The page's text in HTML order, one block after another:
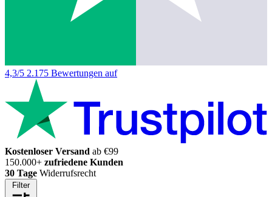
4,3/5 2.175 Bewertungen auf
Kostenloser Versand ab €99
150.000+ zufriedene Kunden
30 Tage Widerrufsrecht
Filter